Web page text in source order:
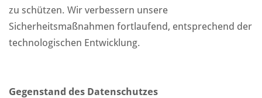
zu schützen. Wir verbessern unsere
Sicherheitsmaßnahmen fortlaufend, entsprechend der
technologischen Entwicklung.
Gegenstand des Datenschutzes